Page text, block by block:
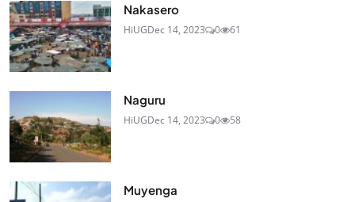
Nakasero
HiUGDec 14, 2023 0 61
Naguru
HiUGDec 14, 2023 0 58
Muyenga